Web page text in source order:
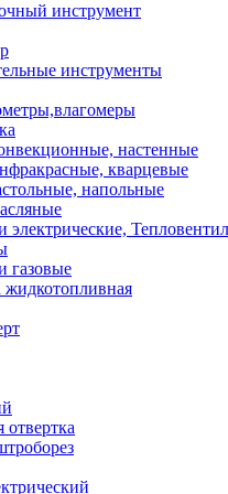
инструмент
инструменты
настенные
кварцевые
напольные
газовые
отвертка